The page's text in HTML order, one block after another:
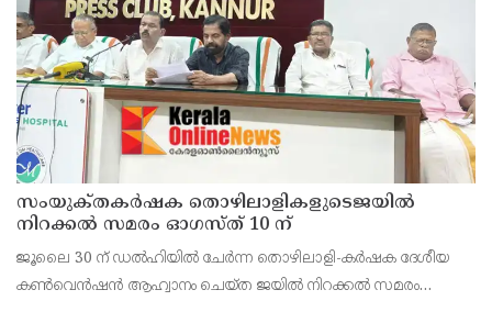
സംയുക്‌തകർഷക തൊഴിലാളികളുടെജയിൽ
നിറക്കൽ സമരം ഓഗസ്ത് 10 ന്
ജൂലൈ 30 ന് ഡൽഹിയിൽ ചേർന്ന തൊഴിലാളി-കർഷക ദേശീയ
കൺവെൻഷൻ ആഹ്വാനം ചെയ്ത ജയിൽ നിറക്കൽ സമരം